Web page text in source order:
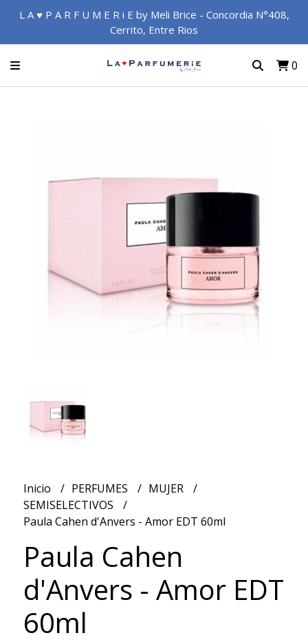
L A ♥ P A R F U M E R i E by Meli Brice - Concordia N°408,
Cerrito, Entre Rios
0
Inicio PERFUMES
MUJER
SEMISELECTIVOS
Paula Cahen d'Anvers - Amor EDT 60ml
Paula Cahen
d'Anvers - Amor EDT
60ml